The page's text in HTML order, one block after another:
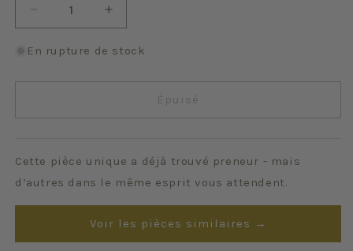
Réduire
la
quantité
Rambouillet
Augmenter
la
quantité
Rambouillet
En rupture de stock
Épuisé
Cette pièce unique a déjà trouvé preneur - mais
d’autres dans le même esprit vous attendent.
Voir les pièces similaires →